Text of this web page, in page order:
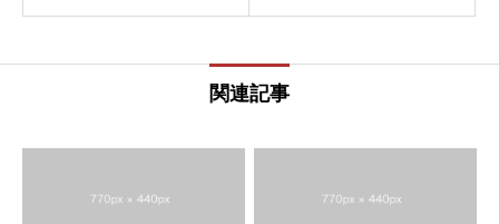
関連記事